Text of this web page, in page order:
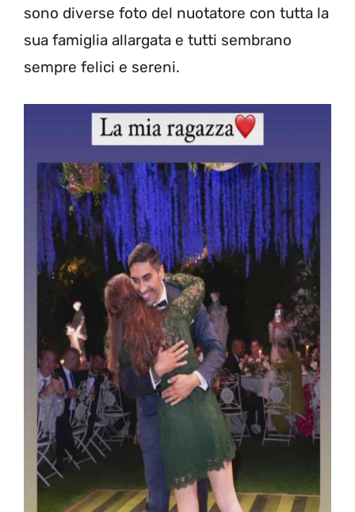
sono diverse foto del nuotatore con tutta la
sua famiglia allargata e tutti sembrano
sempre felici e sereni.